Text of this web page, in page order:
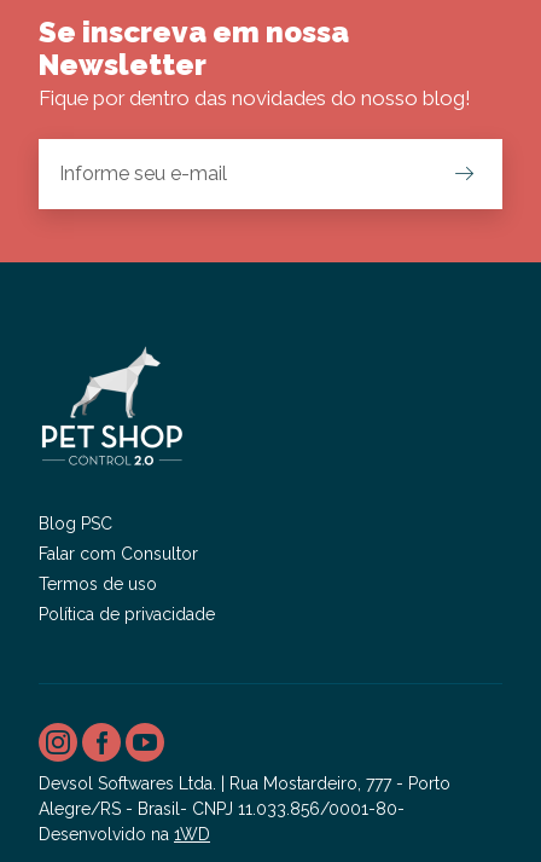
Se inscreva em nossa
Newsletter
Fique por dentro das novidades do nosso blog!
Blog PSC
Falar com Consultor
Termos de uso
Política de privacidade
Devsol Softwares Ltda. | Rua Mostardeiro, 777 - Porto
Alegre/RS - Brasil- CNPJ 11.033.856/0001-80-
Desenvolvido na 1WD